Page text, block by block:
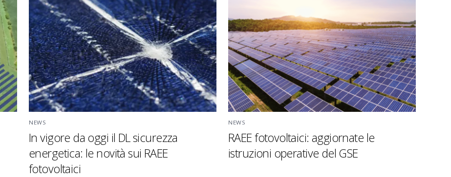
NEWS
In vigore da oggi il DL sicurezza
energetica: le novità sui RAEE
fotovoltaici
NEWS
RAEE fotovoltaici: aggiornate le
istruzioni operative del GSE